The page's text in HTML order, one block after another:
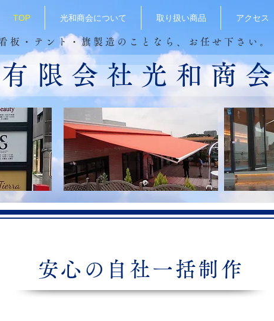
TOP 光和商会について 取り扱い商品 アクセス
板・テント・旗製造のことなら、お任せ下さい。
有限会社光和商
安心の自社一括制作